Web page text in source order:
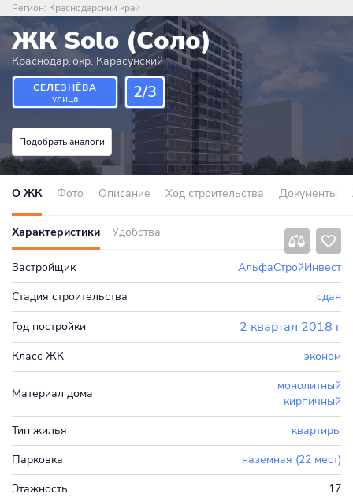
Регион: Краснодарский край
ЖК Solo (Соло)
Краснодар,окр. Карасунский
СЕЛЕЗНЁВА
улица
2/3
Подобрать аналоги
О ЖК Фото Описание Ход строительства Документы
Характеристики Удобства
Застройщик
АльфаСтройИнвест
Стадия строительства
сдан
Год постройки
2 квартал 2018 г
Класс ЖК эконом
Материал дома
монолитный
кирпичный
Тип жилья
квартиры
Парковка
наземная (22 мест)
Этажность
17